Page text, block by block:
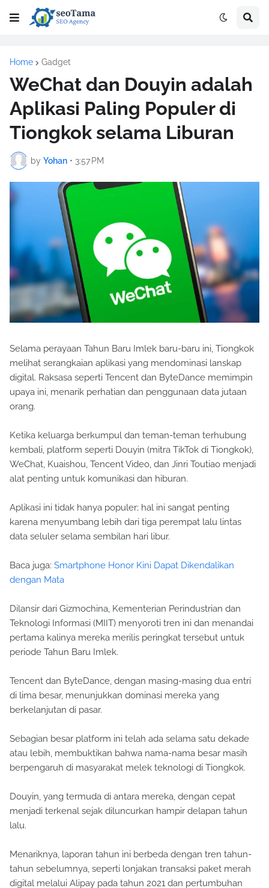
Home Gadget
WeChat dan Douyin adalah
Aplikasi Paling Populer di
Tiongkok selama Liburan
by Yohan • 3:57 PM
Selama perayaan Tahun Baru Imlek baru-baru ini, Tiongkok
melihat serangkaian aplikasi yang mendominasi lanskap
digital. Raksasa seperti Tencent dan ByteDance memimpin
upaya ini, menarik perhatian dan penggunaan data jutaan
orang.
Ketika keluarga berkumpul dan teman-teman terhubung
kembali, platform seperti Douyin (mitra TikTok di Tiongkok),
WeChat, Kuaishou, Tencent Video, dan Jinri Toutiao menjadi
alat penting untuk komunikasi dan hiburan.
Aplikasi ini tidak hanya populer; hal ini sangat penting
karena menyumbang lebih dari tiga perempat lalu lintas
data seluler selama sembilan hari libur.
Baca juga: Smartphone Honor Kini Dapat Dikendalikan
dengan Mata
Dilansir dari Gizmochina, Kementerian Perindustrian dan
Teknologi Informasi (MIIT) menyoroti tren ini dan menandai
pertama kalinya mereka merilis peringkat tersebut untuk
periode Tahun Baru Imlek.
Tencent dan ByteDance, dengan masing-masing dua entri
di lima besar, menunjukkan dominasi mereka yang
berkelanjutan di pasar.
Sebagian besar platform ini telah ada selama satu dekade
atau lebih, membuktikan bahwa nama-nama besar masih
berpengaruh di masyarakat melek teknologi di Tiongkok.
Douyin, yang termuda di antara mereka, dengan cepat
menjadi terkenal sejak diluncurkan hampir delapan tahun
lalu.
Menariknya, laporan tahun ini berbeda dengan tren tahun-
tahun sebelumnya, seperti lonjakan transaksi paket merah
digital melalui Alipay pada tahun 2021 dan pertumbuhan